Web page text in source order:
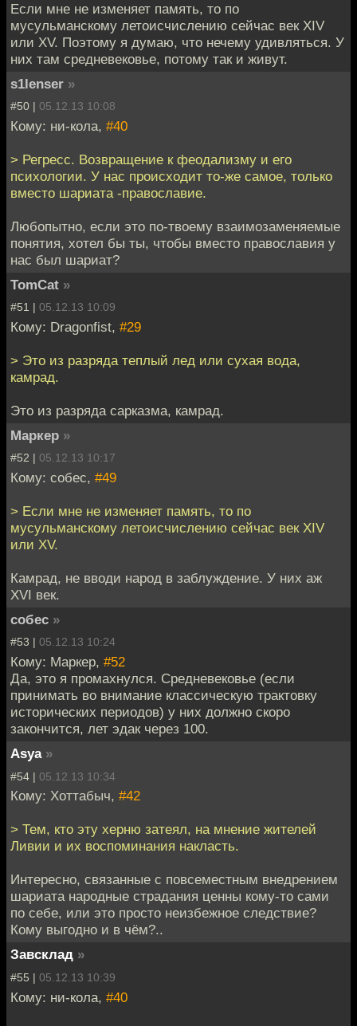
Если мне не изменяет память, то по
мусульманскому летоисчислению сейчас век XIV
или XV. Поэтому я думаю, что нечему удивляться. У
них там средневековье, потому так и живут.
s1lenser »
#50 | 05.12.13 10:08
Кому: ни-кола, #40
> Регресс. Возвращение к феодализму и его
психологии. У нас происходит то-же самое, только
вместо шариата -православие.
Любопытно, если это по-твоему взаимозаменяемые
понятия, хотел бы ты, чтобы вместо православия у
нас был шариат?
TomCat »
#51 | 05.12.13 10:09
Кому: Dragonfist, #29
> Это из разряда теплый лед или сухая вода,
камрад.
Это из разряда сарказма, камрад.
Маркер »
#52 | 05.12.13 10:17
Кому: собес, #49
> Если мне не изменяет память, то по
мусульманскому летоисчислению сейчас век XIV
или XV.
Камрад, не вводи народ в заблуждение. У них аж
XVI век.
собес »
#53 | 05.12.13 10:24
Кому: Маркер, #52
Да, это я промахнулся. Средневековье (если
принимать во внимание классическую трактовку
исторических периодов) у них должно скоро
закончится, лет эдак через 100.
Asya »
#54 | 05.12.13 10:34
Кому: Хоттабыч, #42
> Тем, кто эту херню затеял, на мнение жителей
Ливии и их воспоминания накласть.
Интересно, связанные с повсеместным внедрением
шариата народные страдания ценны кому-то сами
по себе, или это просто неизбежное следствие?
Кому выгодно и в чём?..
Завсклад »
#55 | 05.12.13 10:39
Кому: ни-кола, #40